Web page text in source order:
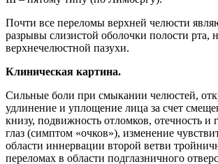
Почти все переломы верхней челюсти
разрывы слизистой оболочки полости рта,
верхнечелюстной пазухи.
Клиническая картина.
Сильные боли при смыкании челюстей,
удлинение и уплощение лица за счет
книзу, подвижность отломков, отечность и
глаз (симптом «очков»), изменение
области иннервации второй ветви
переломах в области подглазничного